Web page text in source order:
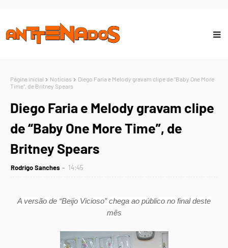
Página inicial Notícias
Diego Faria e Melody gravam clipe de “Baby One More
Time”, de Britney Spears
Diego Faria e Melody gravam clipe
de “Baby One More Time”, de
Britney Spears
Rodrigo Sanches 14:45
A versão de “Beijo Vicioso” chega ao público no final deste
mês